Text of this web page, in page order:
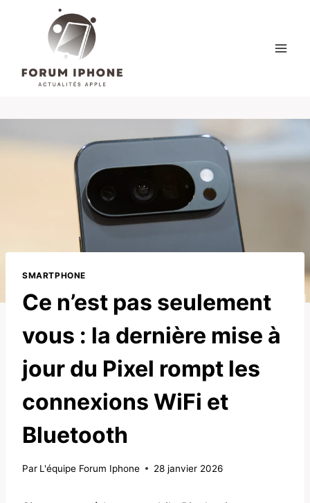
SMARTPHONE
Ce n’est pas seulement
vous : la dernière mise à
jour du Pixel rompt les
connexions WiFi et
Bluetooth
Par L'équipe Forum Iphone 28 janvier 2026